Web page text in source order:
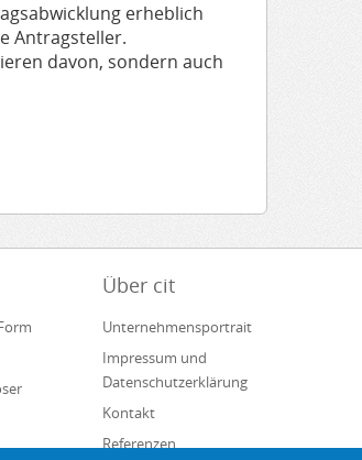
erheblich
Antragsteller.
davon, sondern auch
Über cit
Unternehmensportrait
Impressum und
Datenschutzerklärung
Kontakt
Referenzen